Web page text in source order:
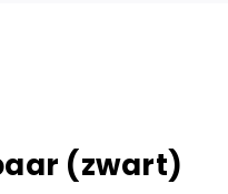
(zwart)